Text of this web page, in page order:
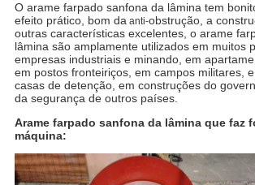
O arame farpado sanfona da lâminatem
efeito prático, bom daanti-obstrução, a
outras características excelentes, o arame
lâmina são amplamente utilizados em muitos
empresas industriais e minando, em
em postos fronteiriços, em campos militares,
casas de detenção, em construções do
da segurança de outros países.
Arame farpado sanfona da lâmina que faz
máquina: